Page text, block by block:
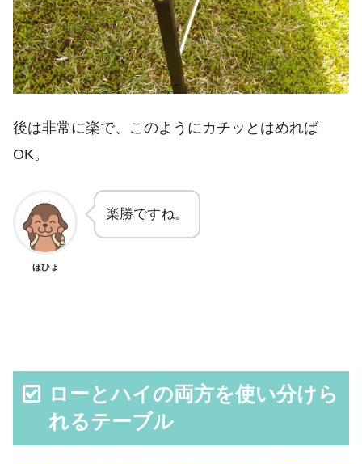
後は非常に楽で、このようにカチッとはめれば
OK。
ほひょ
楽勝ですね。
ローとハイの両方を使い分けら
れるテーブル